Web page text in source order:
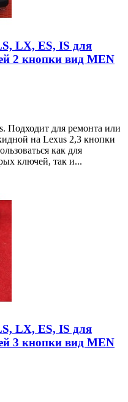
LX, ES, IS для
2 кнопки вид MEN
Подходит для ремонта или
на Lexus 2,3 кнопки
как для
ключей, так и...
LX, ES, IS для
3 кнопки вид MEN